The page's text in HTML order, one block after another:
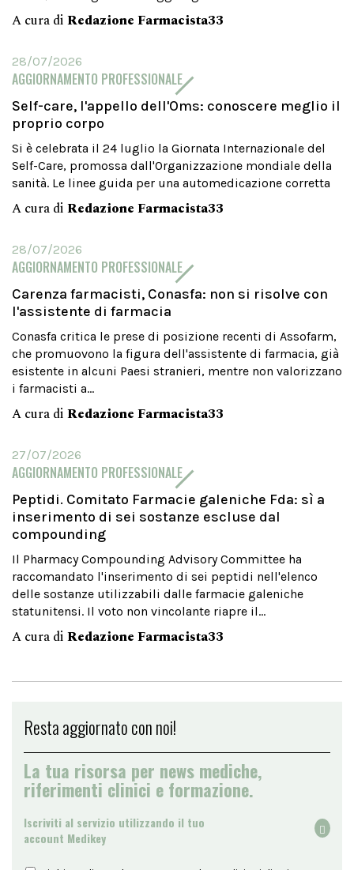
A cura di Redazione Farmacista33
28/07/2026
AGGIORNAMENTO PROFESSIONALE
Self-care, l'appello dell'Oms: conoscere meglio il
proprio corpo
Si è celebrata il 24 luglio la Giornata Internazionale del
Self-Care, promossa dall'Organizzazione mondiale della
sanità. Le linee guida per una automedicazione corretta
A cura di Redazione Farmacista33
28/07/2026
AGGIORNAMENTO PROFESSIONALE
Carenza farmacisti, Conasfa: non si risolve con
l'assistente di farmacia
Conasfa critica le prese di posizione recenti di Assofarm,
che promuovono la figura dell'assistente di farmacia, già
esistente in alcuni Paesi stranieri, mentre non valorizzano
i farmacisti a...
A cura di Redazione Farmacista33
27/07/2026
AGGIORNAMENTO PROFESSIONALE
Peptidi. Comitato Farmacie galeniche Fda: sì a
inserimento di sei sostanze escluse dal
compounding
Il Pharmacy Compounding Advisory Committee ha
raccomandato l'inserimento di sei peptidi nell'elenco
delle sostanze utilizzabili dalle farmacie galeniche
statunitensi. Il voto non vincolante riapre il...
A cura di Redazione Farmacista33
Resta aggiornato con noi!
La tua risorsa per news mediche,
riferimenti clinici e formazione.
Iscriviti al servizio utilizzando il tuo
account Medikey